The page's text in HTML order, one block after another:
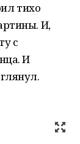
тихо
И,
с
И